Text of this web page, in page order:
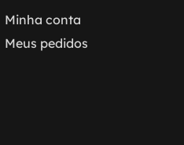
Minha conta
Meus pedidos